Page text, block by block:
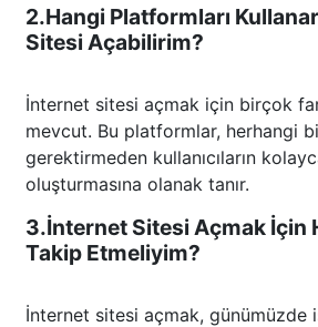
2.Hangi Platformları
Sitesi Açabilirim?
İnternet sitesi açmak için birçok
mevcut. Bu platformlar, herhangi
gerektirmeden kullanıcıların
oluşturmasına olanak tanır.
3.İnternet Sitesi Açmak İçin
Takip Etmeliyim?
İnternet sitesi açmak, günümüzde